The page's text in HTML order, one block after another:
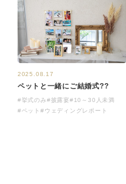
2025.08.17
ペットと一緒にご結婚式??
#挙式のみ#披露宴#10～30人未満
#ペット #ウェディングレポート